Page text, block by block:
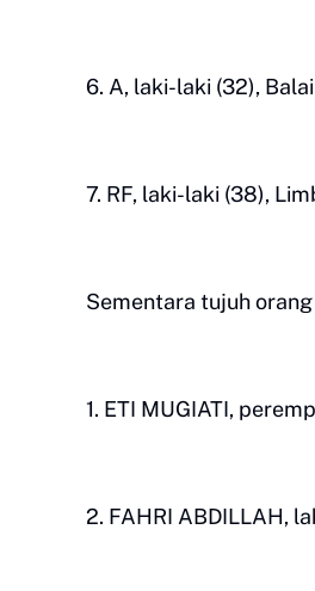
6. A, laki-laki (32),
7. RF, laki-laki (38),
Sementara tujuh
1. ETI MUGIATI,
2. FAHRI ABDILLAH,